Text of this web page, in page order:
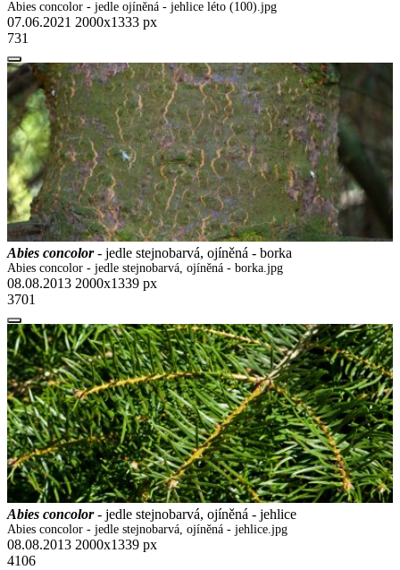
Abies concolor - jedle ojíněná - jehlice léto (100).jpg
07.06.2021 2000x1333 px
731
Abies concolor- jedle stejnobarvá, ojíněná - borka
Abies concolor - jedle stejnobarvá, ojíněná - borka.jpg
08.08.2013 2000x1339 px
3701
Abies concolor- jedle stejnobarvá, ojíněná - jehlice
Abies concolor - jedle stejnobarvá, ojíněná - jehlice.jpg
08.08.2013 2000x1339 px
4106